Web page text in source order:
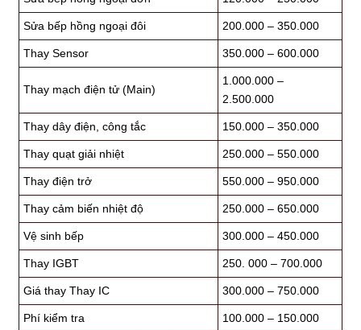
Sửa bếp hồng ngoại đôi 200.000 – 350.000
Thay Sensor 350.000 – 600.000
Thay mạch điện tử (Main)
1.000.000 –
2.500.000
Thay dây điện, công tắc 150.000 – 350.000
Thay quạt giải nhiệt 250.000 – 550.000
Thay điện trở 550.000 – 950.000
Thay cảm biến nhiệt độ 250.000 – 650.000
Vệ sinh bếp 300.000 – 450.000
Thay IGBT 250. 000 – 700.000
Giá thay Thay IC 300.000 – 750.000
Phí kiểm tra
100.000 – 150.000